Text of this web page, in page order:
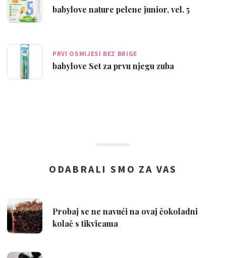
babylove nature pelene junior, vel. 5
PRVI OSMIJESI BEZ BRIGE
babylove Set za prvu njegu zuba